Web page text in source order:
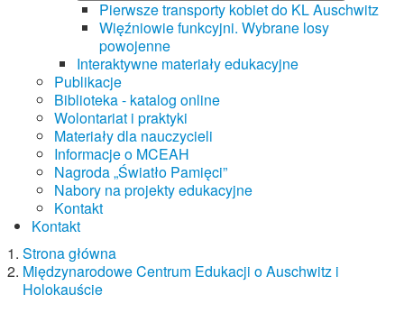
Pierwsze transporty kobiet do KL Auschwitz
Więźniowie funkcyjni. Wybrane losy
powojenne
Interaktywne materiały edukacyjne
Publikacje
Biblioteka - katalog online
Wolontariat i praktyki
Materiały dla nauczycieli
Informacje o MCEAH
Nagroda „Światło Pamięci”
Nabory na projekty edukacyjne
Kontakt
Kontakt
Strona główna
Międzynarodowe Centrum Edukacji o Auschwitz i
Holokauście